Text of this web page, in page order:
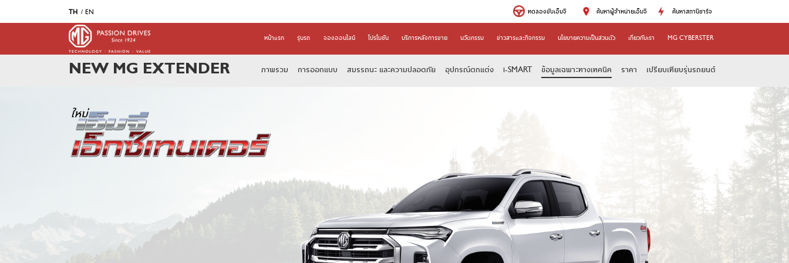
TH EN ทดลองขับเอ็มจี ค้นหาผู้จำหน่ายเอ็มจี ค้นหาสถานีชาร์จ
หน้าแรก รุ่นรถ จองออนไลน์ โปรโมชัน บริการหลังการขาย นวัตกรรม ข่าวสารและกิจกรรม นโยบายความเป็นส่วนตัว เกี่ยวกับเรา MG CYBERSTER
NEW MG EXTENDER ภาพรวม การออกแบบ สมรรถนะ และความปลอดภัย อุปกรณ์ตกแต่ง i-SMART ข้อมูลเฉพาะทางเทคนิค ราคา เปรียบเทียบรุ่นรถยนต์